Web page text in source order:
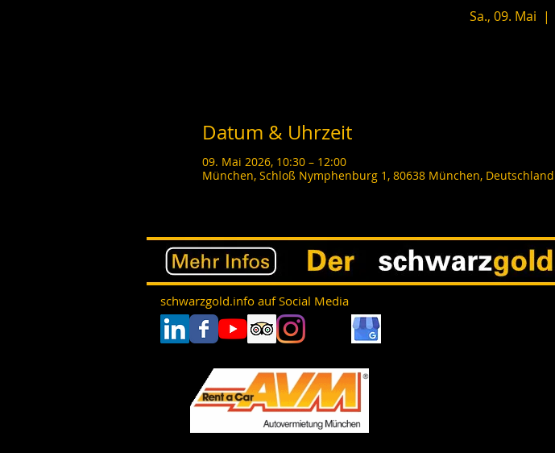
Sa., 09. Mai
  |
Datum & Uhrzeit
09. Mai 2026, 10:30 – 12:00
München, Schloß Nymphenburg 1, 80638 München, Deutschland
schwarzgold.info auf Social Media